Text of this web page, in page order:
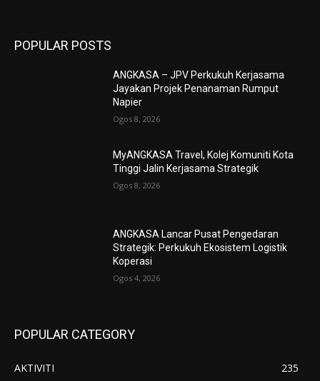
POPULAR POSTS
ANGKASA – JPV Perkukuh Kerjasama
Jayakan Projek Penanaman Rumput
Napier
Ogos 8, 2026
MyANGKASA Travel, Kolej Komuniti Kota
Tinggi Jalin Kerjasama Strategik
Ogos 8, 2026
ANGKASA Lancar Pusat Pengedaran
Strategik: Perkukuh Ekosistem Logistik
Koperasi
Ogos 4, 2026
POPULAR CATEGORY
AKTIVITI
235